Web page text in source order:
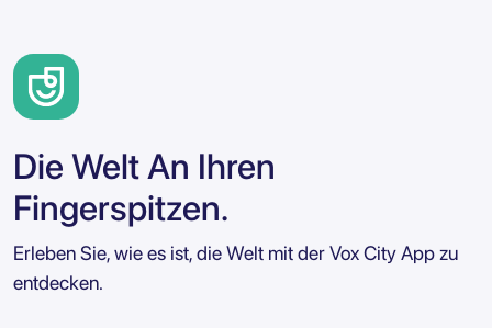
Die Welt An Ihren
Fingerspitzen.
Erleben Sie, wie es ist, die Welt mit der Vox City App zu
entdecken.